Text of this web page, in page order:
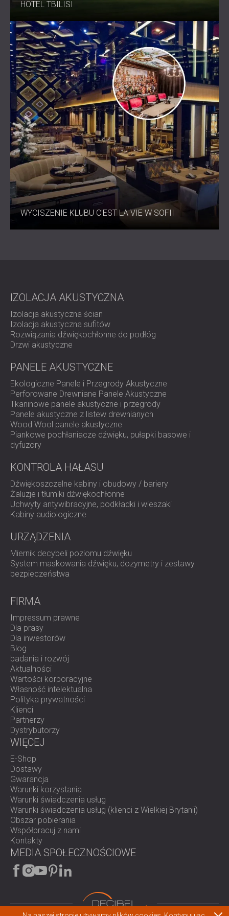
HOTEL TBILISI
WYCISZENIE KLUBU C'EST LA VIE W SOFII
IZOLACJA AKUSTYCZNA
Izolacja akustyczna ścian
Izolacja akustyczna sufitów
Rozwiązania dźwiękochłonne do podłóg
Drzwi akustyczne
PANELE AKUSTYCZNE
Ekologiczne Panele i Przegrody Akustyczne
Perforowane Drewniane Panele Akustyczne
Tkaninowe panele akustyczne i przegrody
Panele akustyczne z listew drewnianych
Wood Wool panele akustyczne
Piankowe pochłaniacze dźwięku, pułapki basowe i
dyfuzory
KONTROLA HAŁASU
Dźwiękoszczelne kabiny i obudowy / bariery
Żaluzje i tłumiki dźwiękochłonne
Uchwyty antywibracyjne, podkładki i wieszaki
Kabiny audiologiczne
URZĄDZENIA
Miernik decybeli poziomu dźwięku
System maskowania dźwięku, dozymetry i zestawy
bezpieczeństwa
FIRMA
Impressum prawne
Dla prasy
Dla inwestorów
Blog
badania i rozwój
Aktualności
Wartości korporacyjne
Własność intelektualna
Polityka prywatności
Klienci
Partnerzy
Dystrybutorzy
WIĘCEJ
E-Shop
Dostawy
Gwarancja
Warunki korzystania
Warunki świadczenia usług
Warunki świadczenia usług (klienci z Wielkiej Brytanii)
Obszar pobierania
Współpracuj z nami
Kontakty
MEDIA SPOŁECZNOŚCIOWE